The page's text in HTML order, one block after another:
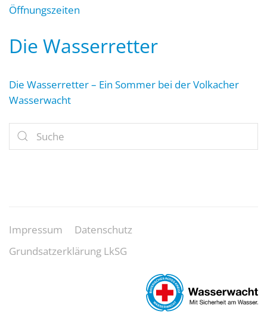
Öffnungszeiten
Die Wasserretter
Die Wasserretter – Ein Sommer bei der Volkacher
Wasserwacht
Impressum
Datenschutz
Grundsatzerklärung LkSG